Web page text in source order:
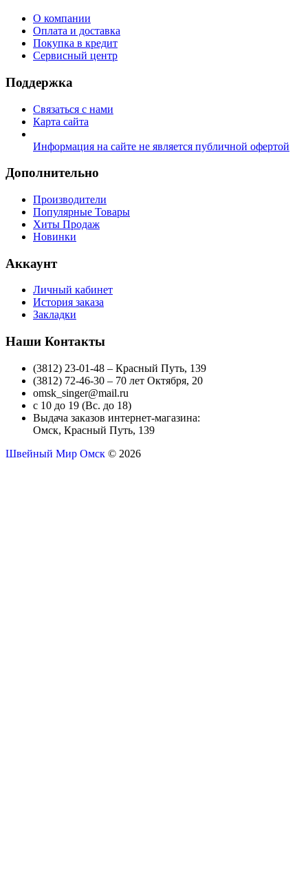
О компании
Оплата и доставка
Покупка в кредит
Сервисный центр
Поддержка
Связаться с нами
Карта сайта
Информация на сайте не является публичной офертой
Дополнительно
Производители
Популярные Товары
Хиты Продаж
Новинки
Аккаунт
Личный кабинет
История заказа
Закладки
Наши Контакты
(3812) 23-01-48 – Красный Путь, 139
(3812) 72-46-30 – 70 лет Октября, 20
omsk_singer@mail.ru
с 10 до 19 (Вс. до 18)
Выдача заказов интернет-магазина:
Омск, Красный Путь, 139
Швейный Мир Омск © 2026